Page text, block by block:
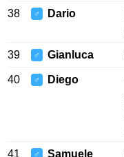
38 ♂ Dario
39 ♂ Gianluca
40 ♂ Diego
41 ♂ Samuele